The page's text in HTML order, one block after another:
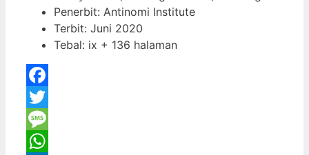
Penerbit: Antinomi Institute
Terbit: Juni 2020
Tebal: ix + 136 halaman
Facebook
Twitter
Message